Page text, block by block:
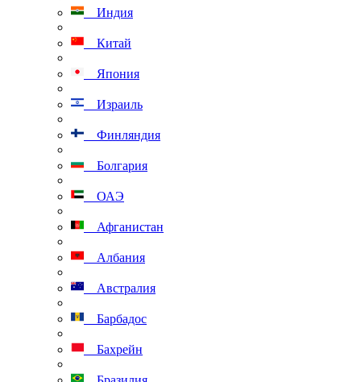
Индия
Китай
Япония
Израиль
Финляндия
Болгария
ОАЭ
Афганистан
Албания
Австралия
Барбадос
Бахрейн